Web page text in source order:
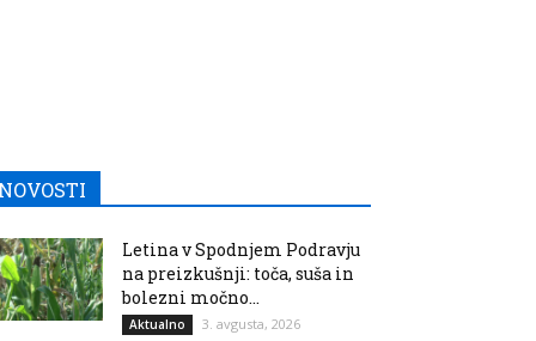
Letina v Spodnjem Podravju
na preizkušnji: toča, suša in
bolezni močno...
Aktualno 3. avgusta, 2026